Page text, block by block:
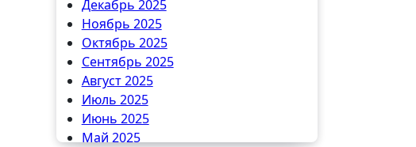
Декабрь 2025
Ноябрь 2025
Октябрь 2025
Сентябрь 2025
Август 2025
Июль 2025
Июнь 2025
Май 2025